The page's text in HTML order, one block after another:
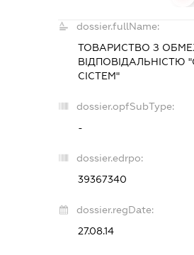
dossier.fullName:
ТОВАРИСТВО З
ВІДПОВІДАЛЬНІСТЮ
СІСТЕМ"
dossier.opfSubType:
-
dossier.edrpo:
39367340
dossier.regDate:
27.08.14